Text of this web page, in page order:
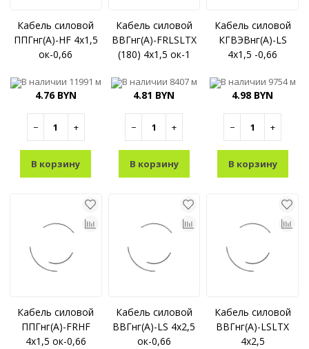
Кабель силовой
ППГнг(A)-HF 4x1,5
ок-0,66
В наличии 11991 м
4.76 BYN
− +
В корзину
Кабель силовой
ВВГнг(A)-FRLSLTX
(180) 4x1,5 ок-1
В наличии 8407 м
4.81 BYN
− +
В корзину
Кабель силовой
КГВЭВнг(A)-LS
4x1,5 -0,66
В наличии 9754 м
4.98 BYN
− +
В корзину
Кабель силовой
ППГнг(A)-FRHF
4x1,5 ок-0,66
Кабель силовой
ВВГнг(A)-LS 4x2,5
ок-0,66
Кабель силовой
ВВГнг(A)-LSLTX
4x2,5